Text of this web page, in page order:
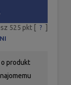
525 pkt [ ? ]
o produkt